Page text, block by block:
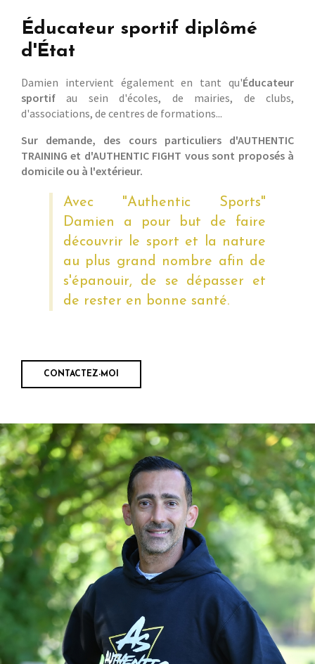
Éducateur sportif diplômé
d'État
Damien intervient également en tant qu'Éducateur
sportif au sein d'écoles, de mairies, de clubs,
d'associations, de centres de formations...
Sur demande, des cours particuliers d'AUTHENTIC
TRAINING et d'AUTHENTIC FIGHT vous sont proposés à
domicile ou à l'extérieur.
Avec "Authentic Sports"
Damien a pour but de faire
découvrir le sport et la nature
au plus grand nombre afin de
s'épanouir, de se dépasser et
de rester en bonne santé.
CONTACTEZ-MOI